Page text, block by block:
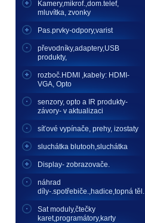
Kamery,mikrof.,dom.telef,
mluvítka, zvonky
Pas.prvky-odpory,varist
převodníky,adaptery,USB
produkty,
rozboč.HDMI ,kabely: HDMI-
VGA, Opto
senzory, opto a IR produkty-
závory- v aktualizaci
síťové vypínače, prehy, izostaty
sluchátka blutooh,sluchátka
Display- zobrazovače.
náhrad
díly-.spotřebiče.,hadice,topná těl.
Sat moduly,čtečky
karet,programátory,karty